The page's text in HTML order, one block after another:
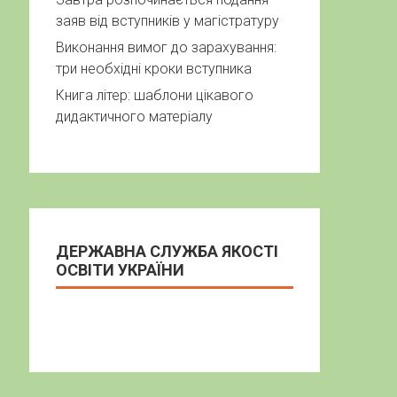
заяв від вступників у магістратуру
Виконання вимог до зарахування:
три необхідні кроки вступника
Книга літер: шаблони цікавого
дидактичного матеріалу
ДЕРЖАВНА СЛУЖБА ЯКОСТІ
ОСВІТИ УКРАЇНИ